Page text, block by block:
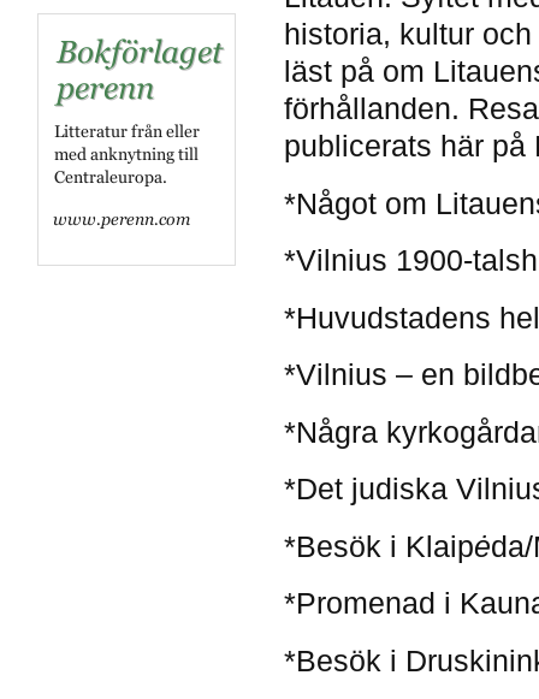
historia, kultur
läst på om
förhållanden.
publicerats här på
*Något om
*Vilnius 1900-
*Huvudstadens
*Vilnius – en
*Några
*Det judiska
*Besök i Klaipė
*Promenad i
*Besök i